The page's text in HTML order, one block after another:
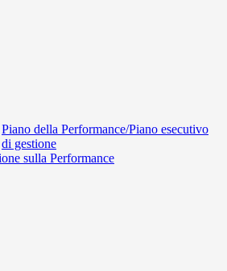
Piano della Performance/Piano esecutivo
di gestione
sulla Performance